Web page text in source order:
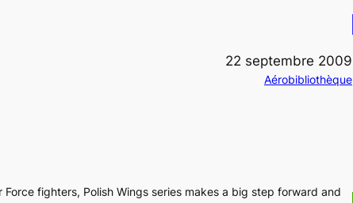
22 septembre 2009
Aérobibliothèque
fighters, Polish Wings series makes a big step forward and